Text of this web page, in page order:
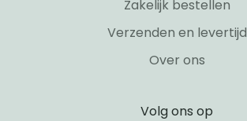
Zakelijk bestellen
Verzenden en levertijd
Over ons
Volg ons op